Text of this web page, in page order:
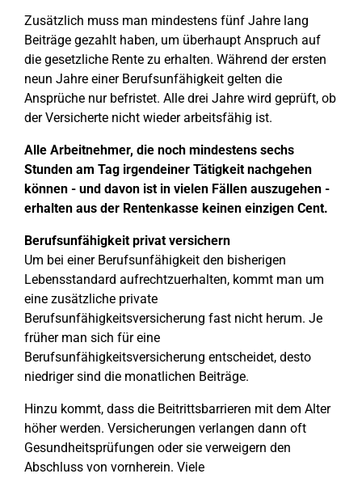
Zusätzlich muss man mindestens fünf Jahre lang
Beiträge gezahlt haben, um überhaupt Anspruch auf
die gesetzliche Rente zu erhalten. Während der ersten
neun Jahre einer Berufsunfähigkeit gelten die
Ansprüche nur befristet. Alle drei Jahre wird geprüft, ob
der Versicherte nicht wieder arbeitsfähig ist.
Alle Arbeitnehmer, die noch mindestens sechs
Stunden am Tag irgendeiner Tätigkeit nachgehen
können - und davon ist in vielen Fällen auszugehen -
erhalten aus der Rentenkasse keinen einzigen Cent.
Berufsunfähigkeit privat versichern
Um bei einer Berufsunfähigkeit den bisherigen
Lebensstandard aufrechtzuerhalten, kommt man um
eine zusätzliche private
Berufsunfähigkeitsversicherung fast nicht herum. Je
früher man sich für eine
Berufsunfähigkeitsversicherung entscheidet, desto
niedriger sind die monatlichen Beiträge.
Hinzu kommt, dass die Beitrittsbarrieren mit dem Alter
höher werden. Versicherungen verlangen dann oft
Gesundheitsprüfungen oder sie verweigern den
Abschluss von vornherein. Viele